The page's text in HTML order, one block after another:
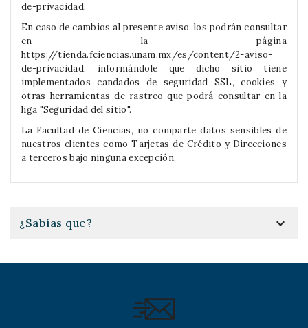
de-privacidad.
En caso de cambios al presente aviso, los podrán consultar
en la página
https://tienda.fciencias.unam.mx/es/content/2-aviso-
de-privacidad, informándole que dicho sitio tiene
implementados candados de seguridad SSL, cookies y
otras herramientas de rastreo que podrá consultar en la
liga "Seguridad del sitio".
La Facultad de Ciencias, no comparte datos sensibles de
nuestros clientes como Tarjetas de Crédito y Direcciones
a terceros bajo ninguna excepción.
¿Sabías que? 